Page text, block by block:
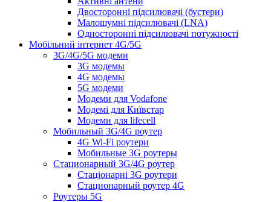
Двосторонні підсилювачі (бустери)
Малошумні підсилювачі (LNA)
Односторонні підсилювачі потужності
Мобільний інтернет 4G/5G
3G/4G/5G модеми
3G модемы
4G модемы
5G модеми
Модеми для Vodafone
Модемі для Київстар
Модеми для lifecell
Мобильный 3G/4G роутер
4G Wi-Fi роутери
Мобильные 3G роутеры
Стационарный 3G/4G роутер
Стаціонарні 3G роутери
Стационарный роутер 4G
Роутеры 5G